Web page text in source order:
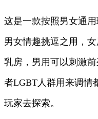
这是一款按照男女通
男女情趣挑逗之用，
乳房，男用可以刺激
者LGBT人群用来调情
玩家去探索。